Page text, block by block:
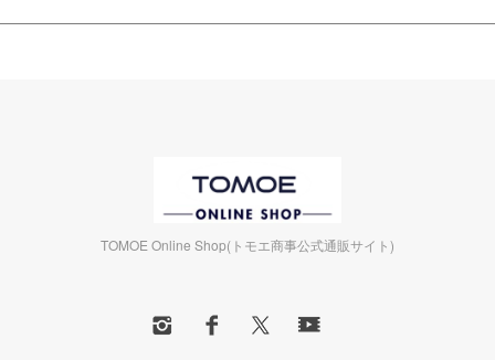
TOMOE Online Shop(トモエ商事公式通販サイト)